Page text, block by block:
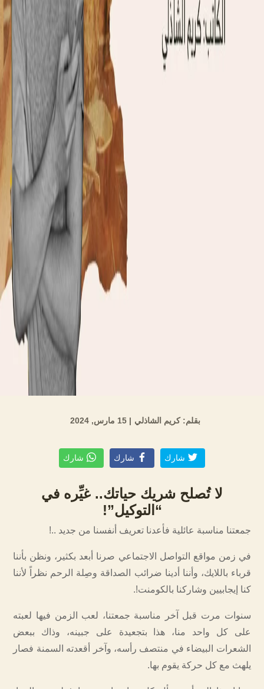
بقلم: كريم الشاذلي | 15 مارس, 2024
شارك شارك شارك
لا تُصلح شريك حياتك.. غيِّره في
“التوكيل”!
جمعتنا مناسبة عائلية فأعدنا تعريف أنفسنا من جديد ..!
في زمن مواقع التواصل الاجتماعي صرنا أبعد بكثير، ونظن بأننا
قرباء باللايك، وأننا أدينا ضرائب الصداقة وصِلة الرحم نظراً لأننا
كنا إيجابيين وشاركنا بالكومنت!.
سنوات مرت قبل آخر مناسبة جمعتنا، لعب الزمن فيها لعبته
على كل واحد منا، هذا بتجعيدة على جبينه، وذاك ببعض
الشعرات البيضاء في منتصف رأسه، وآخر أقعدته السمنة فصار
يلهث مع كل حركة يقوم بها.